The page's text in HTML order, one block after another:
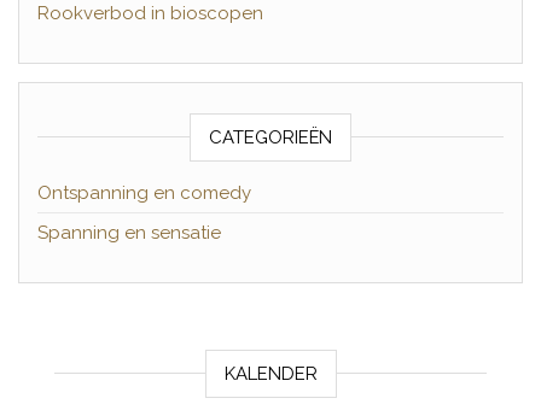
Rookverbod in bioscopen
CATEGORIEËN
Ontspanning en comedy
Spanning en sensatie
KALENDER